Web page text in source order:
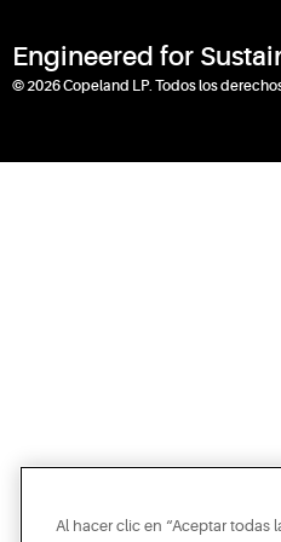
Engineered for
© 2026 Copeland LP. Todos los
Al hacer clic en “Aceptar todas